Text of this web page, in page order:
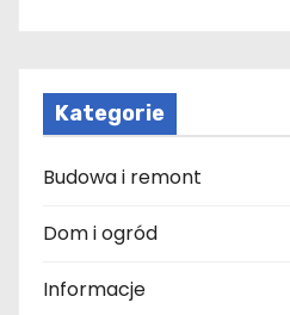
Kategorie
Budowa i remont
Dom i ogród
Informacje